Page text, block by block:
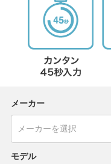
メーカー
モデル